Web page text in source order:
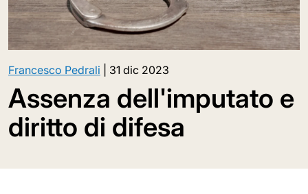
Francesco Pedrali 31 dic 2023
Assenza dell'imputato e
diritto di difesa